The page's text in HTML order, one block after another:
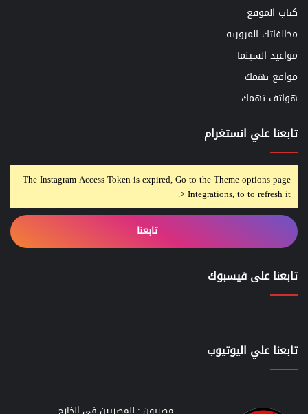
كتاب الموقع
مخالفاتك المروريه
مواعيد السينما
مواقع تهمك
هواتف تهمك
تابعنا علي انستغرام
The Instagram Access Token is expired, Go to the Theme options page
> Integrations, to to refresh it.
تابعنا
تابعنا على فيسبوك
تابعنا علي اليوتيوب
مصريون : للمصريين في الخارج